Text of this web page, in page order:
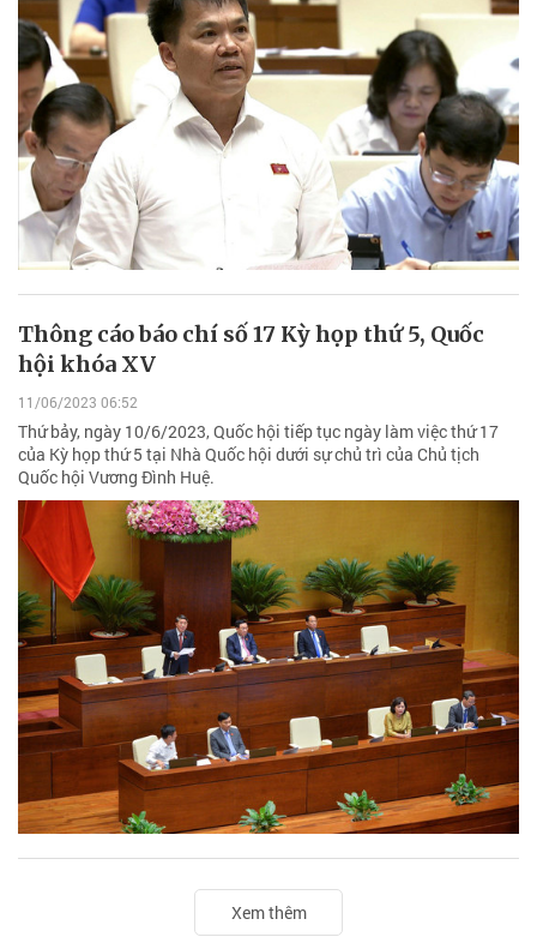
Thông cáo báo chí số 17 Kỳ họp thứ 5, Quốc
hội khóa XV
11/06/2023 06:52
Thứ bảy, ngày 10/6/2023, Quốc hội tiếp tục ngày làm việc thứ 17
của Kỳ họp thứ 5 tại Nhà Quốc hội dưới sự chủ trì của Chủ tịch
Quốc hội Vương Đình Huệ.
Xem thêm